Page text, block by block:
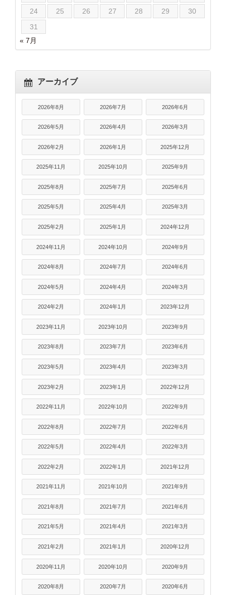
24
25 26 27 28 29
30
31
« 7月
アーカイブ
2026年8月 2026年7月 2026年6月
2026年5月 2026年4月 2026年3月
2026年2月 2026年1月 2025年12月
2025年11月 2025年10月 2025年9月
2025年8月 2025年7月 2025年6月
2025年5月 2025年4月 2025年3月
2025年2月 2025年1月 2024年12月
2024年11月 2024年10月 2024年9月
2024年8月 2024年7月 2024年6月
2024年5月 2024年4月 2024年3月
2024年2月 2024年1月 2023年12月
2023年11月 2023年10月 2023年9月
2023年8月 2023年7月 2023年6月
2023年5月 2023年4月 2023年3月
2023年2月 2023年1月 2022年12月
2022年11月 2022年10月 2022年9月
2022年8月 2022年7月 2022年6月
2022年5月 2022年4月 2022年3月
2022年2月 2022年1月 2021年12月
2021年11月 2021年10月 2021年9月
2021年8月 2021年7月 2021年6月
2021年5月 2021年4月 2021年3月
2021年2月 2021年1月 2020年12月
2020年11月 2020年10月 2020年9月
2020年8月 2020年7月 2020年6月